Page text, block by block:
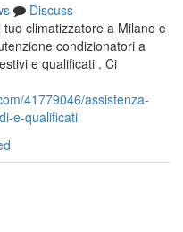
Discuss
climatizzatore a Milano e
condizionatori a
e qualificati . Ci
41779046/assistenza-
e-qualificati